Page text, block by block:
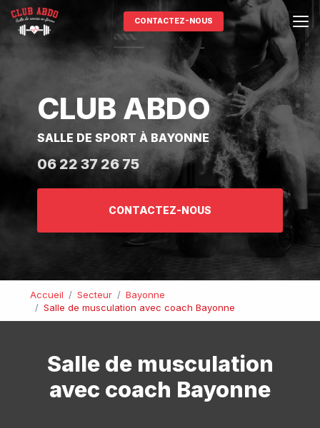
Aller
contenu
CONTACTEZ-NOUS
CLUB ABDO
SALLE DE SPORT À BAYONNE
06 22 37 26 75
CONTACTEZ-NOUS
Accueil Secteur
Bayonne
Salle de musculation avec coach Bayonne
Salle de musculation
avec coach Bayonne